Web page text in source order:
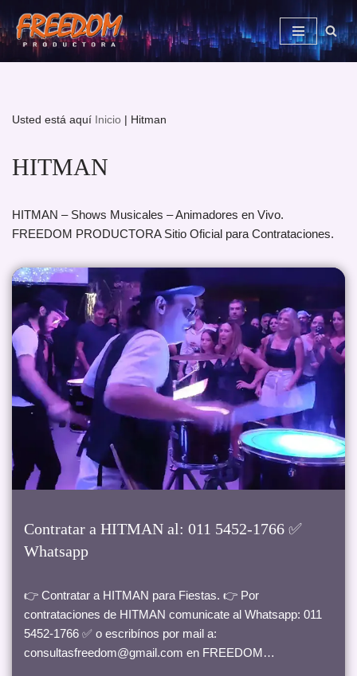
Saltar
al
Usted está aquí Inicio | Hitman
HITMAN
HITMAN – Shows Musicales – Animadores en Vivo.
FREEDOM PRODUCTORA Sitio Oficial para Contrataciones.
Contratar a HITMAN al: 011 5452-1766 ✅
Whatsapp
👉 Contratar a HITMAN para Fiestas. 👉 Por
contrataciones de HITMAN comunicate al Whatsapp: 011
5452-1766 ✅ o escribínos por mail a:
consultasfreedom@gmail.com en FREEDOM…